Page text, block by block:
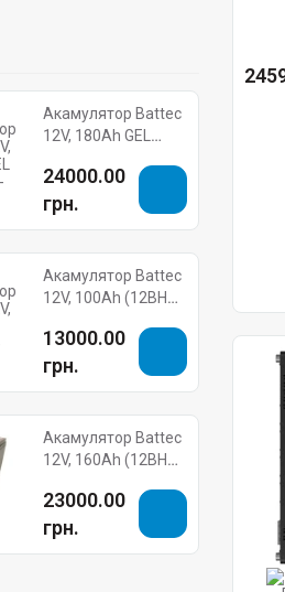
Акамулятор Battec
12V, 180Ah GEL
24000.00
грн.
Акамулятор Battec
12V, 100Ah (12BHR-
13000.00
грн.
Акамулятор Battec
12V, 160Ah (12BHR-
23000.00
грн.